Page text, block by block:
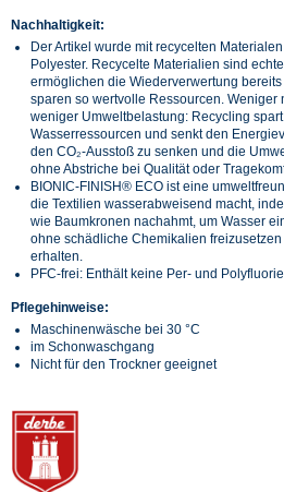
Nachhaltigkeit:
Der Artikel wurde mit recycelten
Polyester. Recycelte Materialien sind
ermöglichen die Wiederverwertung
sparen so wertvolle Ressourcen. Weniger
weniger Umweltbelastung: Recycling
Wasserressourcen und senkt den
den CO₂-Ausstoß zu senken und die
ohne Abstriche bei Qualität oder
BIONIC-FINISH® ECO ist eine
die Textilien wasserabweisend macht,
wie Baumkronen nachahmt, um Wasser
ohne schädliche Chemikalien
erhalten.
PFC-frei: Enthält keine Per- und
Pflegehinweise:
Maschinenwäsche bei 30 °C
im Schonwaschgang
Nicht für den Trockner geeignet